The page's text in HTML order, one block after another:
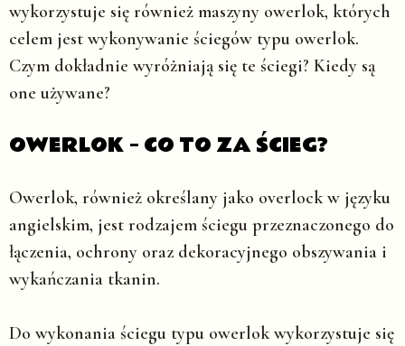
wykorzystuje się również maszyny owerlok, których
celem jest wykonywanie ściegów typu owerlok.
Czym dokładnie wyróżniają się te ściegi? Kiedy są
one używane?
OWERLOK – CO TO ZA ŚCIEG?
Owerlok, również określany jako overlock w języku
angielskim, jest rodzajem ściegu przeznaczonego do
łączenia, ochrony oraz dekoracyjnego obszywania i
wykańczania tkanin.
Do wykonania ściegu typu owerlok wykorzystuje się